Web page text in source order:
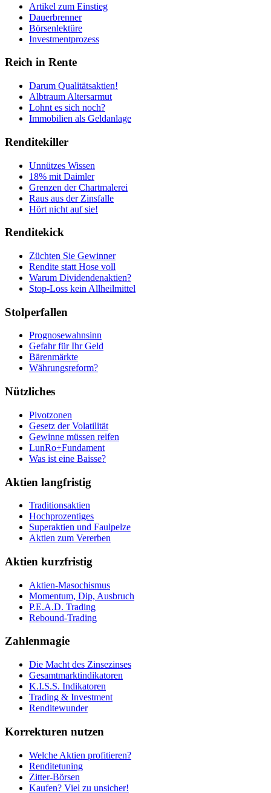
Artikel zum Einstieg
Dauerbrenner
Börsenlektüre
Investmentprozess
Reich in Rente
Darum Qualitätsaktien!
Albtraum Altersarmut
Lohnt es sich noch?
Immobilien als Geldanlage
Renditekiller
Unnützes Wissen
18% mit Daimler
Grenzen der Chartmalerei
Raus aus der Zinsfalle
Hört nicht auf sie!
Renditekick
Züchten Sie Gewinner
Rendite statt Hose voll
Warum Dividendenaktien?
Stop-Loss kein Allheilmittel
Stolperfallen
Prognosewahnsinn
Gefahr für Ihr Geld
Bärenmärkte
Währungsreform?
Nützliches
Pivotzonen
Gesetz der Volatilität
Gewinne müssen reifen
LunRo+Fundament
Was ist eine Baisse?
Aktien langfristig
Traditionsaktien
Hochprozentiges
Superaktien und Faulpelze
Aktien zum Vererben
Aktien kurzfristig
Aktien-Masochismus
Momentum, Dip, Ausbruch
P.E.A.D. Trading
Rebound-Trading
Zahlenmagie
Die Macht des Zinsezinses
Gesamtmarktindikatoren
K.I.S.S. Indikatoren
Trading & Investment
Renditewunder
Korrekturen nutzen
Welche Aktien profitieren?
Renditetuning
Zitter-Börsen
Kaufen? Viel zu unsicher!